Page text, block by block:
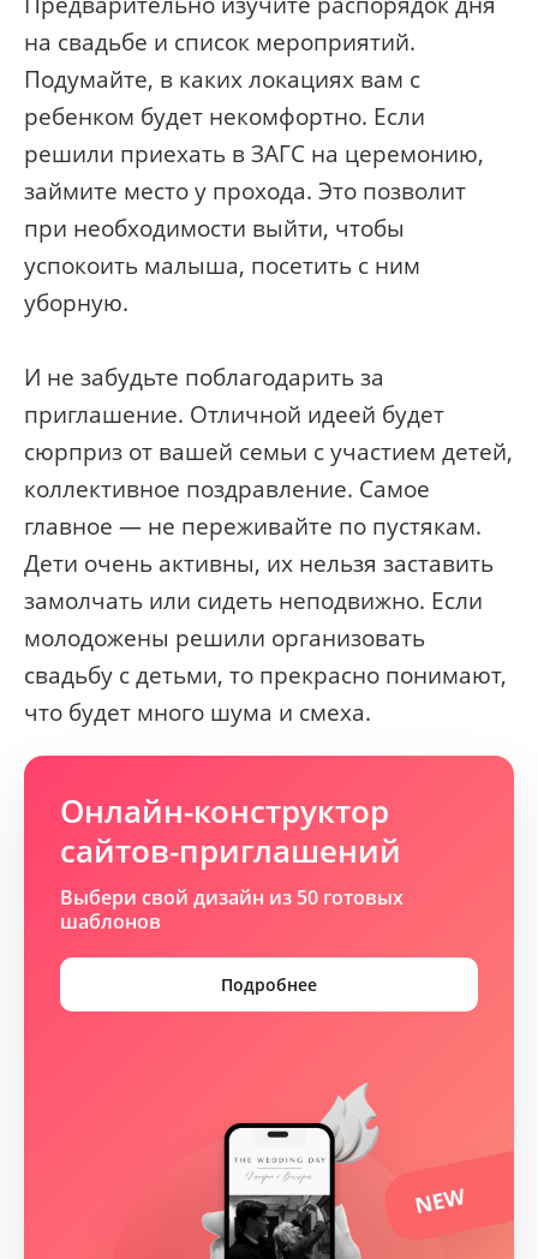
на свадьбе и список мероприятий.
Подумайте, в каких локациях вам с
ребенком будет некомфортно. Если
решили приехать в ЗАГС на церемонию,
займите место у прохода. Это позволит
при необходимости выйти, чтобы
успокоить малыша, посетить с ним
уборную.
И не забудьте поблагодарить за
приглашение. Отличной идеей будет
сюрприз от вашей семьи с участием детей,
коллективное поздравление. Самое
главное — не переживайте по пустякам.
Дети очень активны, их нельзя заставить
замолчать или сидеть неподвижно. Если
молодожены решили организовать
свадьбу с детьми, то прекрасно понимают,
что будет много шума и смеха.
Онлайн-конструктор
сайтов-приглашений
Выбери свой дизайн из 50 готовых
шаблонов
Подробнее